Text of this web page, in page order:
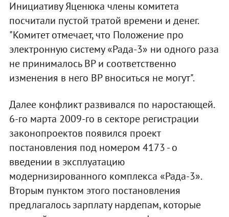
Инициативу Яценюка члены комитета
посчитали пустой тратой времени и денег.
"Комитет отмечает, что Положение про
электронную систему «Рада-3» ни одного раза
не принималось ВР и соответственно
изменения в него ВР вноситься не могут".
Далее конфликт развивался по наростающей.
6-го марта 2009-го в секторе регистрации
законопроектов появился проект
постановления под номером 4173 - о
введении в эксплуатацию
модернизированного комплекса «Рада-3».
Вторым пунктом этого постановления
предлагалось зарплату нардепам, которые